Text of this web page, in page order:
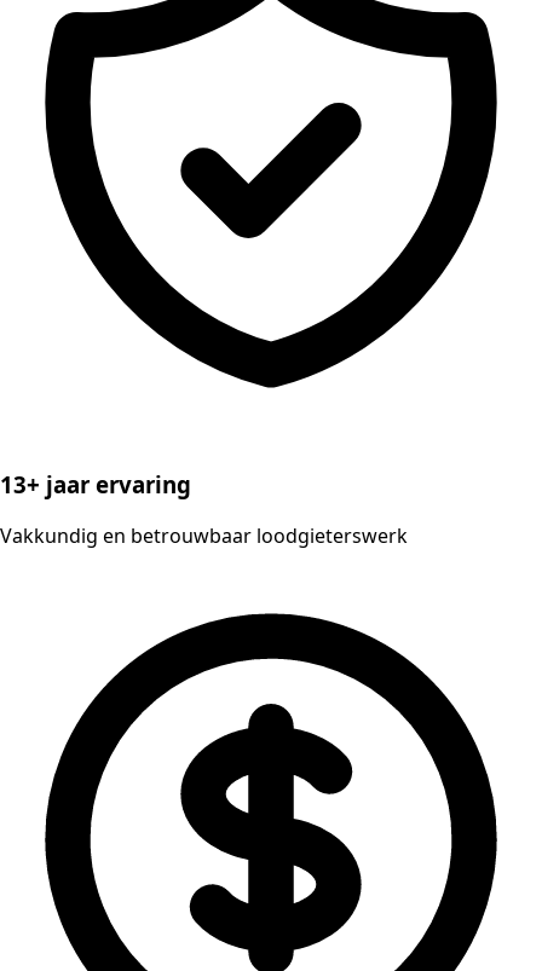
13+ jaar ervaring
Vakkundig en betrouwbaar loodgieterswerk